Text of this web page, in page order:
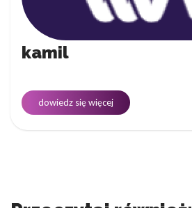
kamil
dowiedz się więcej